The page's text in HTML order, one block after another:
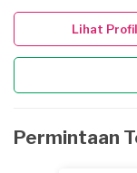
Lihat Profil
Permintaan